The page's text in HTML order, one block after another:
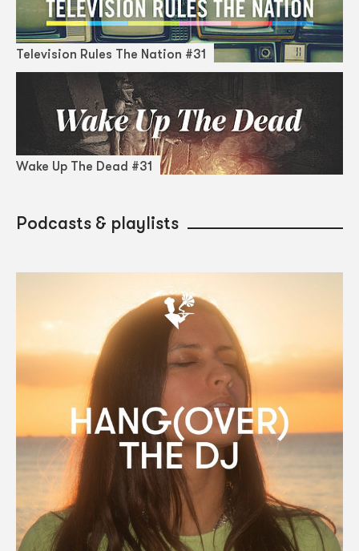
Television Rules The Nation #31
Wake Up The Dead #31
Podcasts & playlists